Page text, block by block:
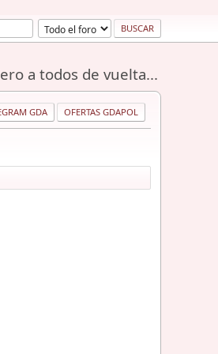
a todos de vuelta...
GDA OFERTAS GDAPOL